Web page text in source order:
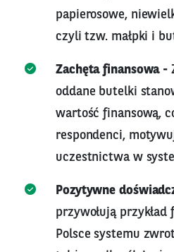
papierosowe,
czyli tzw. małpki i
Zachęta finansowa -
oddane butelki
wartość finansową,
respondenci,
uczestnictwa w
Pozytywne
przywołują
Polsce systemu